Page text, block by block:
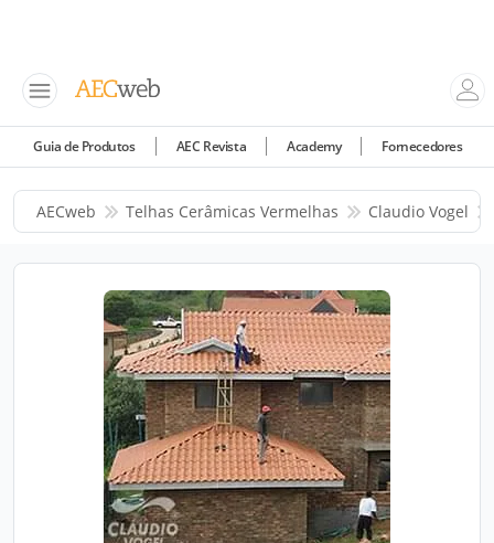
Guia de Produtos AEC Revista Academy Fornecedores
AECweb Telhas Cerâmicas Vermelhas Claudio Vogel